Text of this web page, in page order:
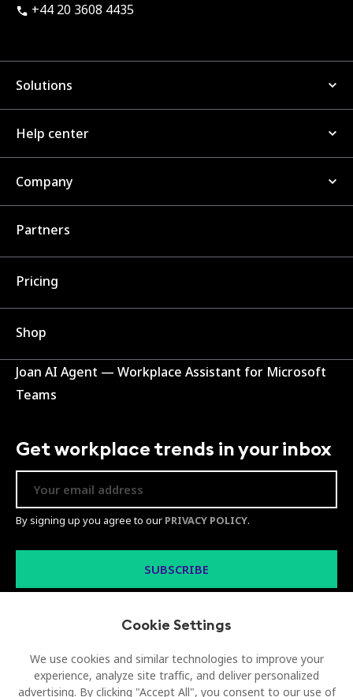
+44 20 3608 4435
Solutions
Help center
Company
Partners
Pricing
Shop
Joan AI Agent — Workplace Assistant for Microsoft
Teams
Get workplace trends in your inbox
By signing up you agree to our PRIVACY POLICY.
Cookie Settings
We use cookies and similar technologies to improve your
experience, analyze site traffic, and deliver personalized
advertising. By clicking "Accept All", you consent to our use of